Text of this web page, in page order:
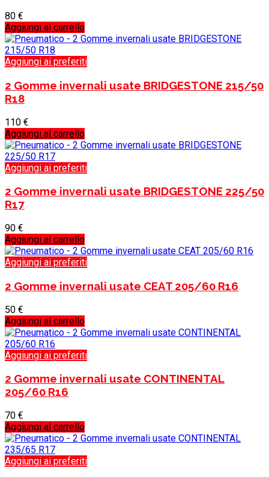
80 €
Aggiungi al carrello
Aggiungi ai preferiti
2 Gomme invernali usate BRIDGESTONE 215/50
R18
110 €
Aggiungi al carrello
Aggiungi ai preferiti
2 Gomme invernali usate BRIDGESTONE 225/50
R17
90 €
Aggiungi al carrello
Aggiungi ai preferiti
2 Gomme invernali usate CEAT 205/60 R16
50 €
Aggiungi al carrello
Aggiungi ai preferiti
2 Gomme invernali usate CONTINENTAL
205/60 R16
70 €
Aggiungi al carrello
Aggiungi ai preferiti